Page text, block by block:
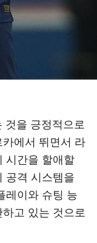
것을 긍정적으로
에서 뛰면서 라
시간을 할애할
공격 시스템을
레이와 슈팅 능
고 있는 것으로